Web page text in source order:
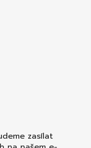
zasílat